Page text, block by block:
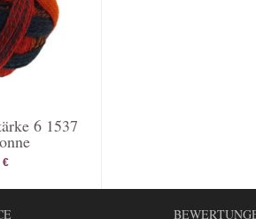
6 1537
€